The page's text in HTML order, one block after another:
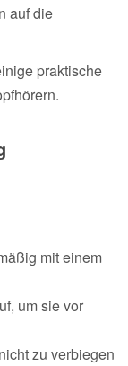
auf die
praktische
mit einem
um sie vor
zu verbiegen